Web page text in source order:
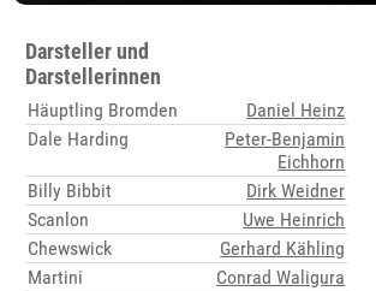
Darsteller und
Darstellerinnen
Häuptling Bromden
Daniel Heinz
Dale Harding
Peter-Benjamin
Eichhorn
Billy Bibbit
Dirk Weidner
Scanlon
Uwe Heinrich
Chewswick
Gerhard Kähling
Martini
Conrad Waligura